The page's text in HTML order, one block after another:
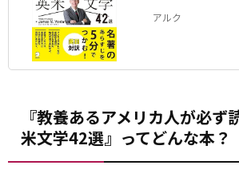
アルク
『教養あるアメリカ人が必ず
米文学42選』ってどんな本？